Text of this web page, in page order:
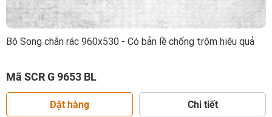
Bộ Song chắn rác 960x530 - Có bản lề chống trộm hiệu quả
Mã SCR G 9653 BL
Đặt hàng Chi tiết